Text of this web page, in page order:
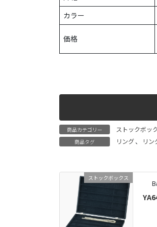
カラー
価格
商品カテゴリー ストックボッ
商品タグ リング、 リン
ストックボックス